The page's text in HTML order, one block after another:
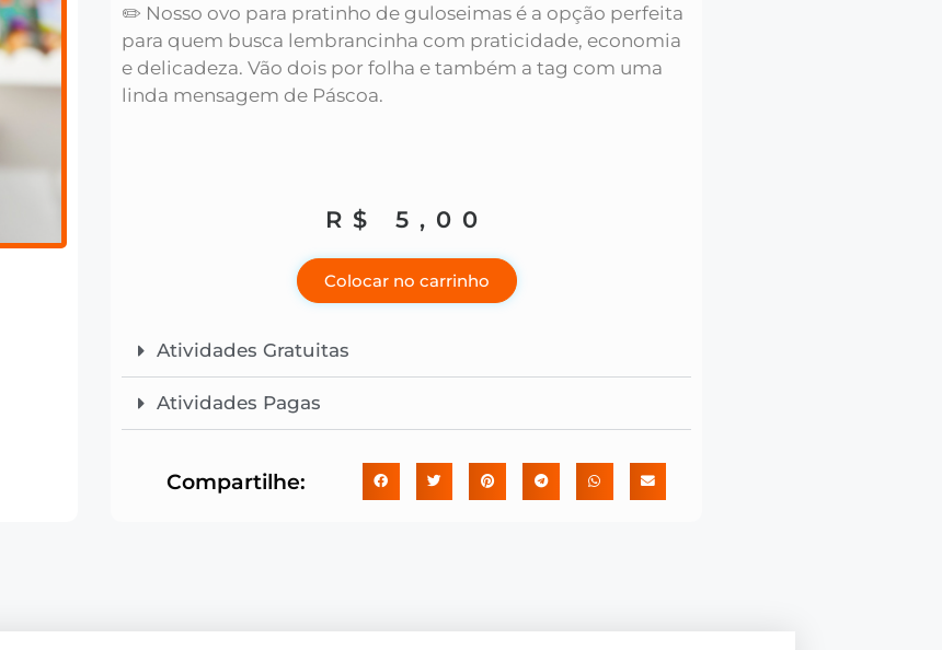
✏️ Nosso ovo para pratinho de guloseimas é a opção perfeita
para quem busca lembrancinha com praticidade, economia
e delicadeza. Vão dois por folha e também a tag com uma
linda mensagem de Páscoa.
R$ 5,00
Colocar no carrinho
Atividades Gratuitas
Atividades Pagas
Compartilhe: